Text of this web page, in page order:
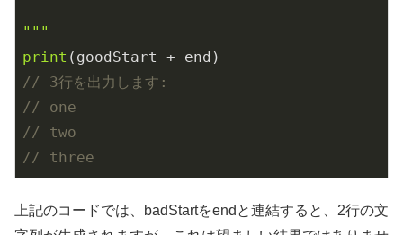
"""
print
// 3行を出力します:
// one
// two
// three
上記のコードでは、badStartをendと連結すると、2行の文